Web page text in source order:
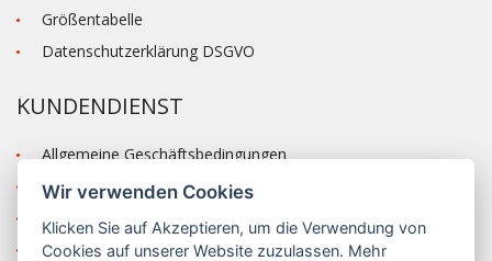
Größentabelle
Datenschutzerklärung DSGVO
KUNDENDIENST
Allgemeine Geschäftsbedingungen
Versand und Zahlung
Reklamation
Anmelden
Wir verwenden Cookies
Klicken Sie auf Akzeptieren, um die Verwendung von
Cookies auf unserer Website zuzulassen. Mehr